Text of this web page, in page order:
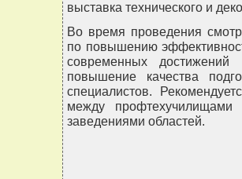
выставка технического и
Во время проведения
по повышению
современных
повышение качества
специалистов.
между
заведениями областей.